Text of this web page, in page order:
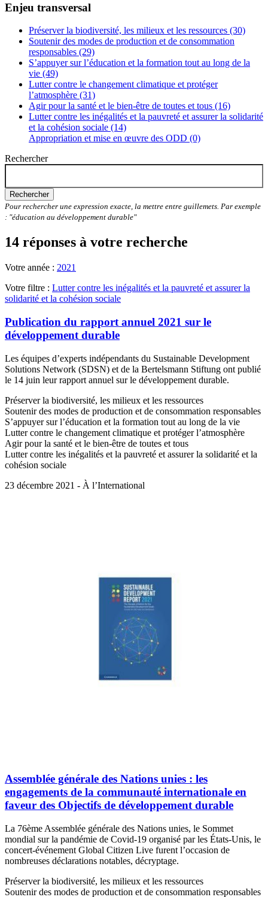
Enjeu transversal
Préserver la biodiversité, les milieux et les ressources (30)
Soutenir des modes de production et de consommation
responsables (29)
S’appuyer sur l’éducation et la formation tout au long de la
vie (49)
Lutter contre le changement climatique et protéger
l’atmosphère (31)
Agir pour la santé et le bien-être de toutes et tous (16)
Lutter contre les inégalités et la pauvreté et assurer la solidarité
et la cohésion sociale (14)
Appropriation et mise en œuvre des ODD (0)
Rechercher
Rechercher
Pour rechercher une expression exacte, la mettre entre guillemets. Par exemple
: "éducation au développement durable"
14 réponses à votre recherche
Votre année : 2021
Votre filtre : Lutter contre les inégalités et la pauvreté et assurer la
solidarité et la cohésion sociale
Publication du rapport annuel 2021 sur le
développement durable
Les équipes d’experts indépendants du Sustainable Development
Solutions Network (SDSN) et de la Bertelsmann Stiftung ont publié
le 14 juin leur rapport annuel sur le développement durable.
Préserver la biodiversité, les milieux et les ressources
Soutenir des modes de production et de consommation responsables
S’appuyer sur l’éducation et la formation tout au long de la vie
Lutter contre le changement climatique et protéger l’atmosphère
Agir pour la santé et le bien-être de toutes et tous
Lutter contre les inégalités et la pauvreté et assurer la solidarité et la
cohésion sociale
23 décembre 2021 - À l’International
Assemblée générale des Nations unies : les
engagements de la communauté internationale en
faveur des Objectifs de développement durable
La 76ème Assemblée générale des Nations unies, le Sommet
mondial sur la pandémie de Covid-19 organisé par les États-Unis, le
concert-événement Global Citizen Live furent l’occasion de
nombreuses déclarations notables, décryptage.
Préserver la biodiversité, les milieux et les ressources
Soutenir des modes de production et de consommation responsables